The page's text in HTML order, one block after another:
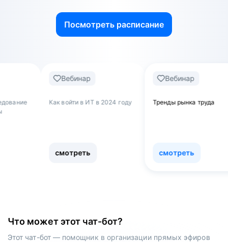
Посмотреть расписание
войти в ИТ в 2024 году Тренды рынка труда
Что может этот чат-бот?
Этот чат-бот — помощник в организации прямых эфиров